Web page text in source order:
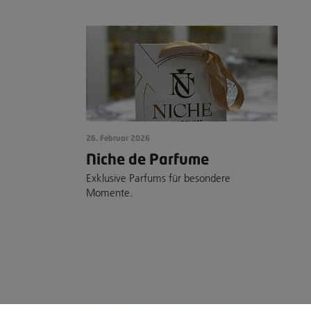
26. Februar 2026
Niche de Parfume
Exklusive Parfums für besondere
Momente.